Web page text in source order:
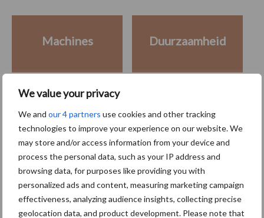
We value your privacy
We and our 4 partners use cookies and other tracking
technologies to improve your experience on our website. We
may store and/or access information from your device and
process the personal data, such as your IP address and
browsing data, for purposes like providing you with
personalized ads and content, measuring marketing campaign
effectiveness, analyzing audience insights, collecting precise
geolocation data, and product development. Please note that
Primaire
Sidebar
Recent nieuws Partner nieuws
5 aug
Nieuwe compacte gedragen
Machines Duurzaamheid
Toon meer